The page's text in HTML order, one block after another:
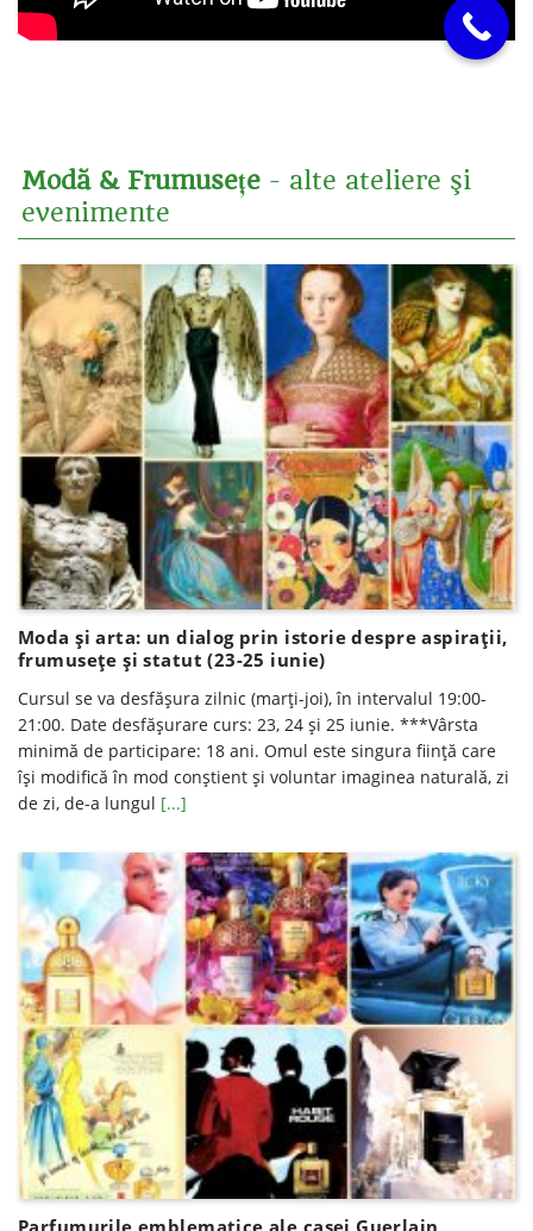
Modă & Frumusețe - alte ateliere şi
evenimente
Moda și arta: un dialog prin istorie despre aspirații,
frumusețe și statut (23-25 iunie)
Cursul se va desfăşura zilnic (marți-joi), în intervalul 19:00-
21:00. Date desfăşurare curs: 23, 24 şi 25 iunie. ***Vârsta
minimă de participare: 18 ani. Omul este singura ființă care
își modifică în mod conștient și voluntar imaginea naturală, zi
de zi, de-a lungul [...]